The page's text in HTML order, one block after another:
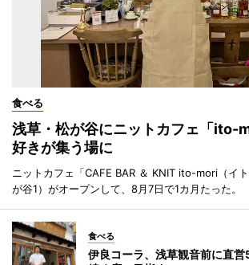
食べる
浅草・松が谷にニットカフェ「
好きが集う場に
ニットカフェ「CAFE BAR ＆ KNIT ito-mori（イ
が谷1）がオープンして、8月7日で1カ月たった。
食べる
伊良コーラ、浅草観音前に直